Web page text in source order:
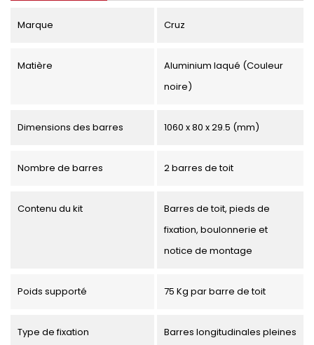
Marque Cruz
Matière
Aluminium laqué (Couleur
noire)
Dimensions des barres 1060 x 80 x 29.5 (mm)
Nombre de barres 2 barres de toit
Contenu du kit
Barres de toit, pieds de
fixation, boulonnerie et
notice de montage
Poids supporté 75 Kg par barre de toit
Type de fixation Barres longitudinales pleines